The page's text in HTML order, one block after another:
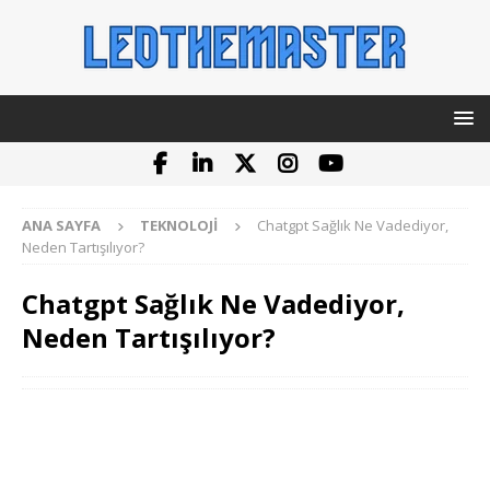
ANA SAYFA TEKNOLOJI
Chatgpt Sağlık Ne Vadediyor,
Neden Tartışılıyor?
Chatgpt Sağlık Ne Vadediyor,
Neden Tartışılıyor?